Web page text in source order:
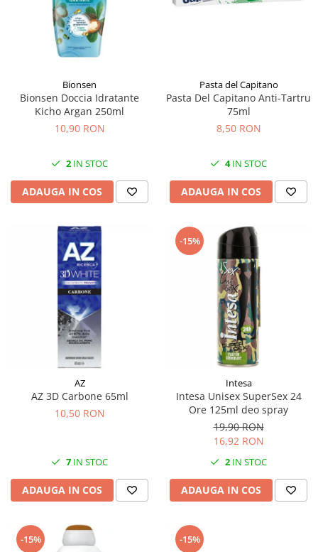
Bionsen
Bionsen Doccia Idratante
Kicho Argan 250ml
10,90 RON
2 IN STOC
ADAUGA IN COS
Pasta del Capitano
Pasta Del Capitano Anti-Tartru
75ml
8,50 RON
4IN STOC
ADAUGA IN COS
AZ
AZ 3D Carbone 65ml
10,50 RON
7 IN STOC
ADAUGA IN COS
-15%
Intesa
Intesa Unisex SuperSex 24
Ore 125ml deo spray
19,90 RON
16,92 RON
2 IN STOC
ADAUGA IN COS
-15% -15%